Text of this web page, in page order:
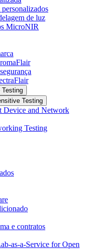
de luz
MicroNIR
Testing
Device and Network
Testing
e contratos
as-a-Service for Open